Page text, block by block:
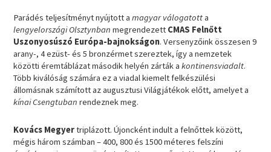
Parádés teljesítményt nyújtott amagyar válogatotta
lengyelországi Olsztynban megrendezett CMAS Felnőtt
Uszonyosúszó Európa-bajnokságon. Versenyzőink összesen 9
arany-, 4 ezüst- és 5 bronzérmet szereztek, így a nemzetek
közötti éremtáblázat második helyén zárták akontinensviadalt.
Több kiválóság számára ez a viadal kiemelt felkészülési
állomásnak számított az augusztusi Világjátékok előtt, amelyet a
kínai Csengtuban rendeznek meg.
Kovács Megyertriplázott. Újoncként indult a felnőttek között,
mégis három számban – 400, 800 és 1500 méteres felszíni